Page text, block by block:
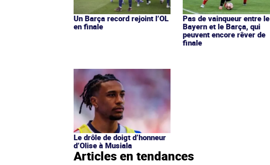
Un Barça record rejoint l’OL
en finale
Pas de vainqueur entre le
Bayern et le Barça, qui
peuvent encore rêver de
finale
Le drôle de doigt d’honneur
d’Olise à Musiala
Articles en tendances